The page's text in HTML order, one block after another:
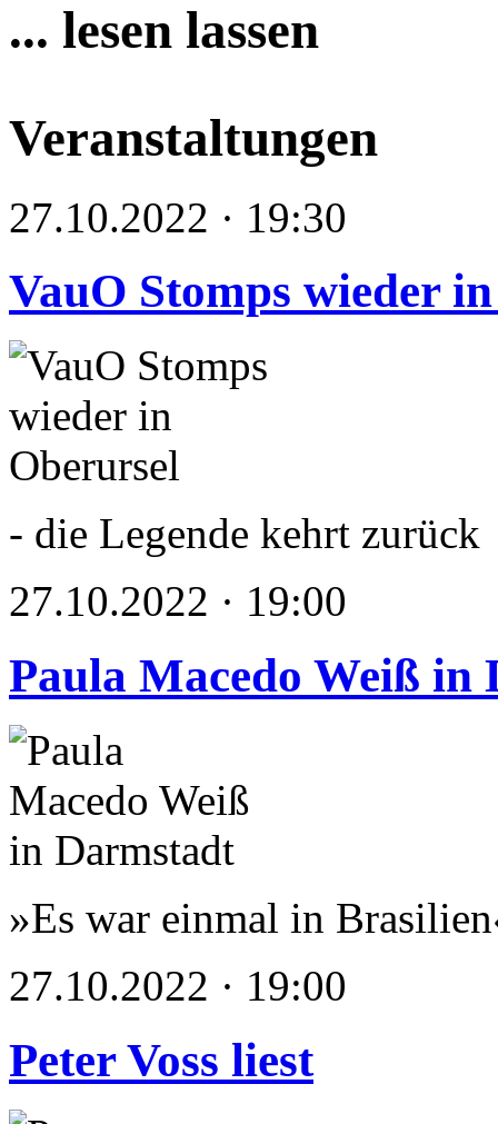
... lesen lassen
Veranstaltungen
27.10.2022 · 19:30
VauO Stomps wieder
- die Legende kehrt zurück
27.10.2022 · 19:00
Paula Macedo Weiß in
»Es war einmal in
27.10.2022 · 19:00
Peter Voss liest